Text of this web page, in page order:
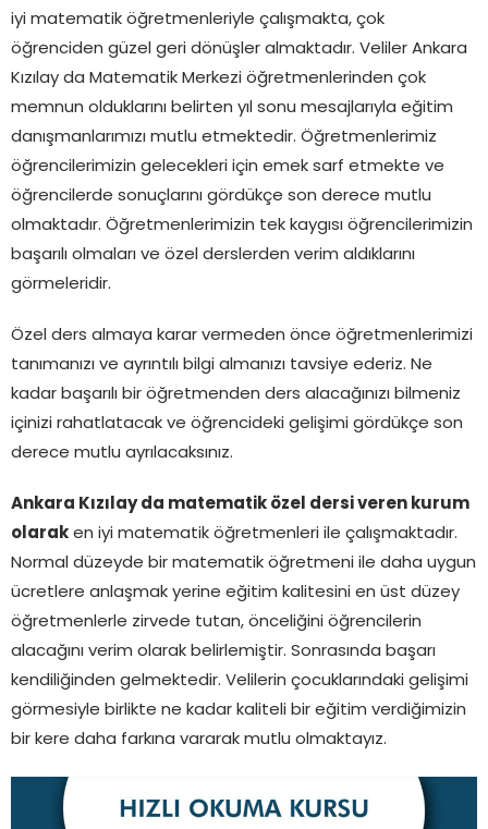
iyi matematik öğretmenleriyle çalışmakta, çok
öğrenciden güzel geri dönüşler almaktadır. Veliler Ankara
Kızılay da Matematik Merkezi öğretmenlerinden çok
memnun olduklarını belirten yıl sonu mesajlarıyla eğitim
danışmanlarımızı mutlu etmektedir. Öğretmenlerimiz
öğrencilerimizin gelecekleri için emek sarf etmekte ve
öğrencilerde sonuçlarını gördükçe son derece mutlu
olmaktadır. Öğretmenlerimizin tek kaygısı öğrencilerimizin
başarılı olmaları ve özel derslerden verim aldıklarını
görmeleridir.
Özel ders almaya karar vermeden önce öğretmenlerimizi
tanımanızı ve ayrıntılı bilgi almanızı tavsiye ederiz. Ne
kadar başarılı bir öğretmenden ders alacağınızı bilmeniz
içinizi rahatlatacak ve öğrencideki gelişimi gördükçe son
derece mutlu ayrılacaksınız.
Ankara Kızılay da matematik özel dersi veren kurum
olarak en iyi matematik öğretmenleri ile çalışmaktadır.
Normal düzeyde bir matematik öğretmeni ile daha uygun
ücretlere anlaşmak yerine eğitim kalitesini en üst düzey
öğretmenlerle zirvede tutan, önceliğini öğrencilerin
alacağını verim olarak belirlemiştir. Sonrasında başarı
kendiliğinden gelmektedir. Velilerin çocuklarındaki gelişimi
görmesiyle birlikte ne kadar kaliteli bir eğitim verdiğimizin
bir kere daha farkına vararak mutlu olmaktayız.